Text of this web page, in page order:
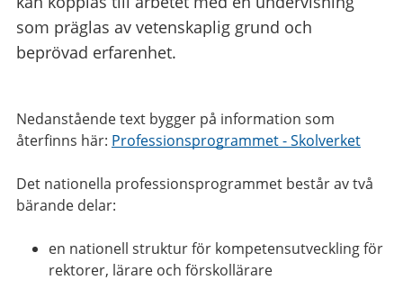
som präglas av vetenskaplig grund och
beprövad erfarenhet.
Nedanstående text bygger på information som
återfinns här: Professionsprogrammet - Skolverket
Det nationella professionsprogrammet består av två
bärande delar:
en nationell struktur för kompetensutveckling för
rektorer, lärare och förskollärare